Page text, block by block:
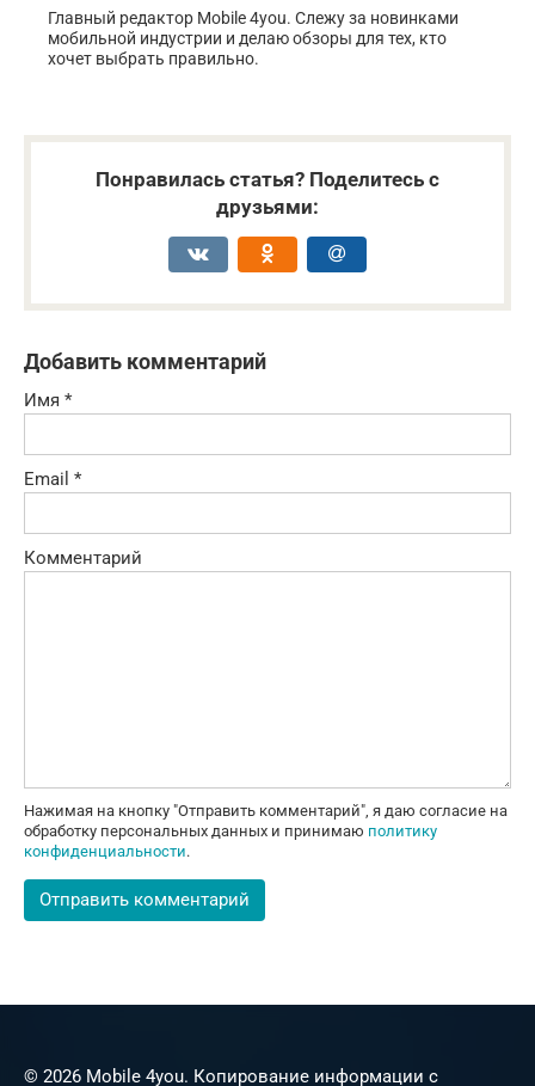
Главный редактор Mobile 4you. Слежу за новинками
мобильной индустрии и делаю обзоры для тех, кто
хочет выбрать правильно.
Понравилась статья? Поделитесь с
друзьями:
Добавить комментарий
Имя *
Email *
Комментарий
Нажимая на кнопку "Отправить комментарий", я даю согласие на
обработку персональных данных и принимаю политику
конфиденциальности.
© 2026 Mobile 4you. Копирование информации с